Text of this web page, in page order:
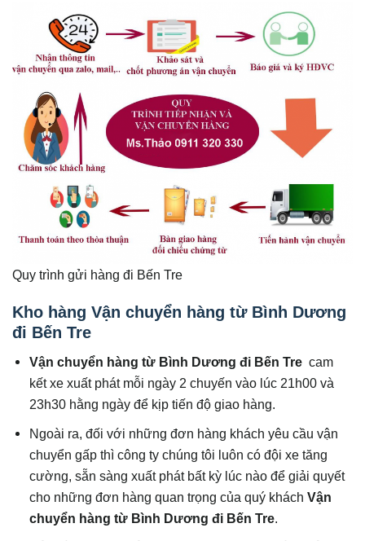
Quy trình gửi hàng đi Bến Tre
Kho hàng Vận chuyển hàng từ Bình Dương
đi Bến Tre
Vận chuyển hàng từ Bình Dương đi Bến Tre cam
kết xe xuất phát mỗi ngày 2 chuyến vào lúc 21h00 và
23h30 hằng ngày để kịp tiến độ giao hàng.
Ngoài ra, đối với những đơn hàng khách yêu cầu vận
chuyển gấp thì công ty chúng tôi luôn có đội xe tăng
cường, sẵn sàng xuất phát bất kỳ lúc nào để giải quyết
cho những đơn hàng quan trọng của quý kháchVận
chuyển hàng từ Bình Dương đi Bến Tre.